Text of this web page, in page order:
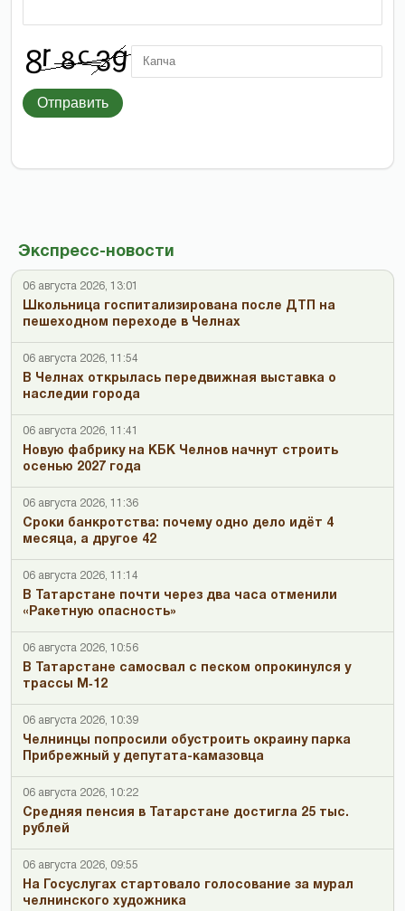
Экспресс-новости
06 августа 2026, 13:01
Школьница госпитализирована после ДТП на
пешеходном переходе в Челнах
06 августа 2026, 11:54
В Челнах открылась передвижная выставка о
наследии города
06 августа 2026, 11:41
Новую фабрику на КБК Челнов начнут строить
осенью 2027 года
06 августа 2026, 11:36
Сроки банкротства: почему одно дело идёт 4
месяца, а другое 42
06 августа 2026, 11:14
В Татарстане почти через два часа отменили
«Ракетную опасность»
06 августа 2026, 10:56
В Татарстане самосвал с песком опрокинулся у
трассы М‑12
06 августа 2026, 10:39
Челнинцы попросили обустроить окраину парка
Прибрежный у депутата-камазовца
06 августа 2026, 10:22
Средняя пенсия в Татарстане достигла 25 тыс.
рублей
06 августа 2026, 09:55
На Госуслугах стартовало голосование за мурал
челнинского художника
Отправить